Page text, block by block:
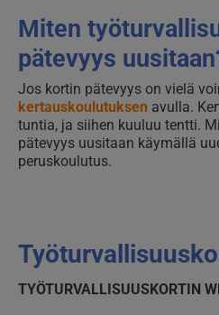
Miten
pätevyys
Jos kortin pätevyys on vielä
kertauskoulutuksen avulla.
tuntia, ja siihen kuuluu tentti.
pätevyys uusitaan käymällä
peruskoulutus.
TYÖTURVALLISUUSKORTIN